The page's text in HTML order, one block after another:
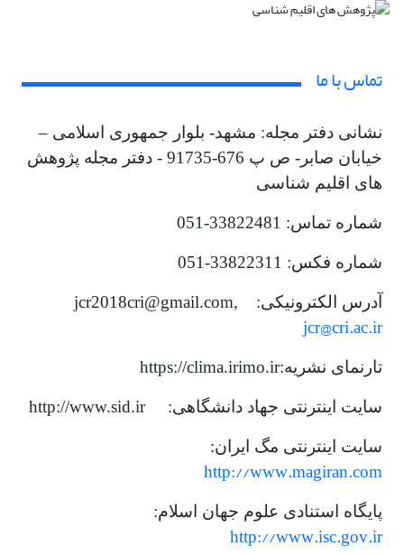
تماس با ما
نشانی دفتر مجله: مشهد- بلوار جمهوری اسلامی –
خیابان صابر- ص پ 676-91735 - دفتر مجله پژوهش
های اقلیم شناسی
شماره تماس: 33822481-051
شماره فکس: 33822311-051
آدرس الکترونیکی: jcr2018cri@gmail.com,
jcr@cri.ac.ir
تارنمای نشریه:https://clima.irimo.ir
سایت اینترنتی جهاد دانشگاهی: http://www.sid.ir
سایت اینترنتی مگ ایران:
http://www.magiran.com
پایگاه استنادی علوم جهان اسلام:
http://www.isc.gov.ir